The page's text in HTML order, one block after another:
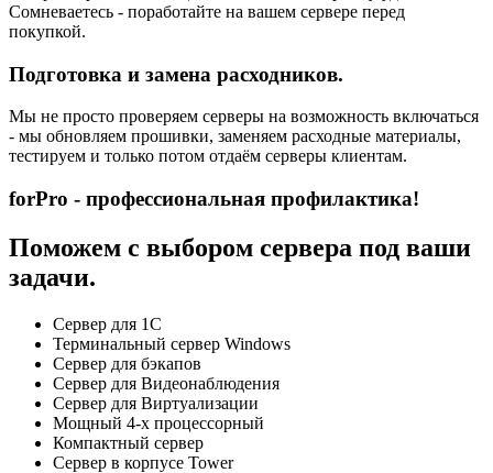
Сомневаетесь - поработайте на вашем сервере перед
покупкой.
Подготовка и замена расходников.
Мы не просто проверяем серверы на возможность включаться
- мы обновляем прошивки, заменяем расходные материалы,
тестируем и только потом отдаём серверы клиентам.
forPro - профессиональная профилактика!
Поможем с выбором сервера под ваши
задачи.
Сервер для 1С
Терминальный сервер Windows
Сервер для бэкапов
Сервер для Видеонаблюдения
Сервер для Виртуализации
Мощный 4-х процессорный
Компактный сервер
Сервер в корпусе Tower